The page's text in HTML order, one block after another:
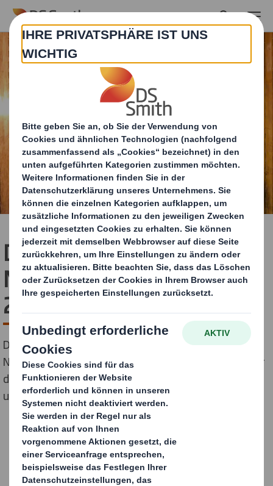
Skip to main content
DS Smith veröffentlicht
Nachhaltigkeitsbericht
2018
DS Smith veröffentlicht den jährlichen
Nachhaltigkeitsbericht mit neun ehrgeizigen Zielen für
die Geschäftsbereiche Packaging, Plastics, Recycling
und Paper.